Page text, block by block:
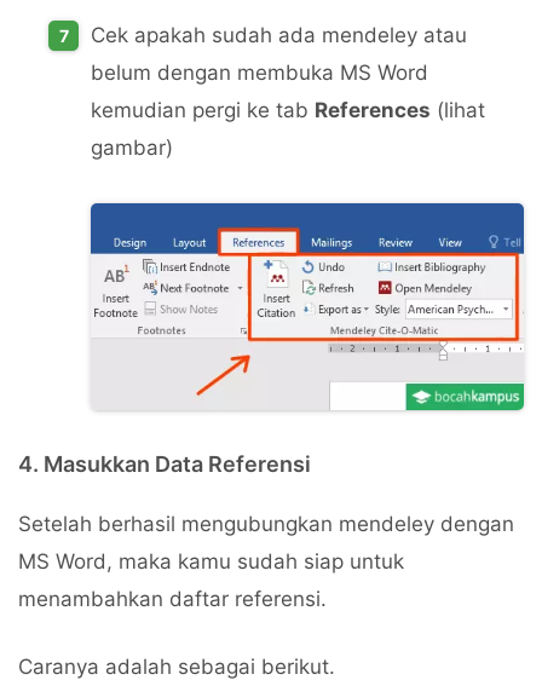
Cek apakah sudah ada mendeley atau
belum dengan membuka MS Word
kemudian pergi ke tab References (lihat
gambar)
4. Masukkan Data Referensi
Setelah berhasil mengubungkan mendeley dengan
MS Word, maka kamu sudah siap untuk
menambahkan daftar referensi.
Caranya adalah sebagai berikut.